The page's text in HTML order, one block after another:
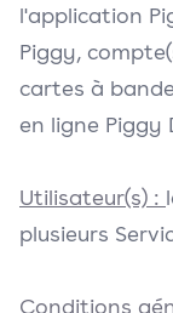
l'application
Piggy,
cartes à
en ligne Piggy
Utilisateur(s) :
plusieurs
Conditions